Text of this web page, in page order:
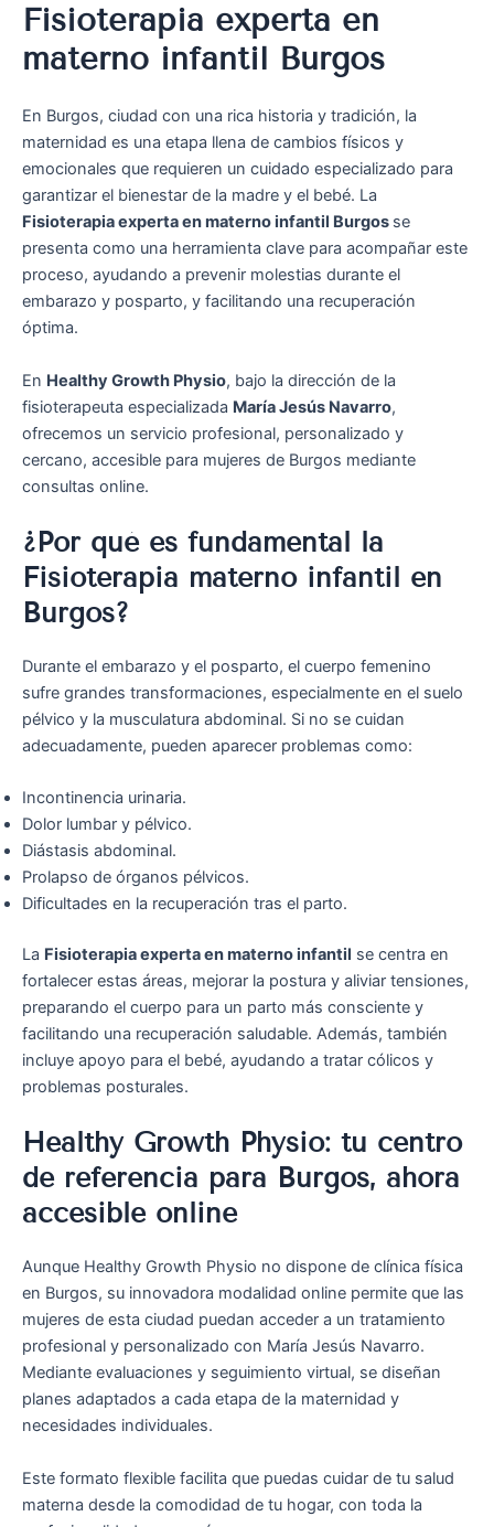
Fisioterapia experta en
materno infantil Burgos
En Burgos, ciudad con una rica historia y tradición, la
maternidad es una etapa llena de cambios físicos y
emocionales que requieren un cuidado especializado para
garantizar el bienestar de la madre y el bebé. La
Fisioterapia experta en materno infantil Burgos se
presenta como una herramienta clave para acompañar este
proceso, ayudando a prevenir molestias durante el
embarazo y posparto, y facilitando una recuperación
óptima.
En Healthy Growth Physio, bajo la dirección de la
fisioterapeuta especializada María Jesús Navarro,
ofrecemos un servicio profesional, personalizado y
cercano, accesible para mujeres de Burgos mediante
consultas online.
¿Por qué es fundamental la
Fisioterapia materno infantil en
Burgos?
Durante el embarazo y el posparto, el cuerpo femenino
sufre grandes transformaciones, especialmente en el suelo
pélvico y la musculatura abdominal. Si no se cuidan
adecuadamente, pueden aparecer problemas como:
Incontinencia urinaria.
Dolor lumbar y pélvico.
Diástasis abdominal.
Prolapso de órganos pélvicos.
Dificultades en la recuperación tras el parto.
La Fisioterapia experta en materno infantil se centra en
fortalecer estas áreas, mejorar la postura y aliviar tensiones,
preparando el cuerpo para un parto más consciente y
facilitando una recuperación saludable. Además, también
incluye apoyo para el bebé, ayudando a tratar cólicos y
problemas posturales.
Healthy Growth Physio: tu centro
de referencia para Burgos, ahora
accesible online
Aunque Healthy Growth Physio no dispone de clínica física
en Burgos, su innovadora modalidad online permite que las
mujeres de esta ciudad puedan acceder a un tratamiento
profesional y personalizado con María Jesús Navarro.
Mediante evaluaciones y seguimiento virtual, se diseñan
planes adaptados a cada etapa de la maternidad y
necesidades individuales.
Este formato flexible facilita que puedas cuidar de tu salud
materna desde la comodidad de tu hogar, con toda la